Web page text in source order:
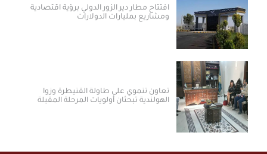
افتتاح مطار دير الزور الدولي برؤية اقتصادية
ومشاريع بمليارات الدولارات ​
تعاون تنموي على طاولة القنيطرة وزوا
الهولندية تبحثان أولويات المرحلة المقبلة